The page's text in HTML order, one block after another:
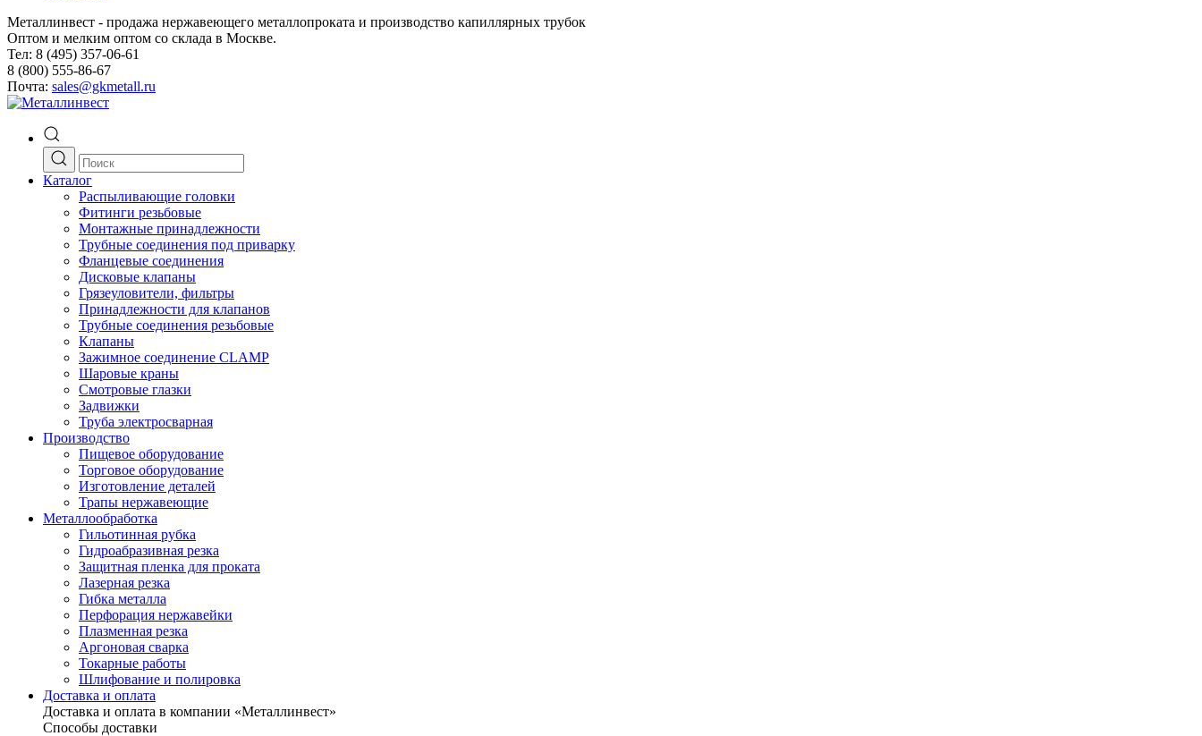
Металлинвест - продажа нержавеющего металлопроката и производство капиллярных трубок
Оптом и мелким оптом со склада в Москве.
Тел: 8 (495) 357-06-61
8 (800) 555-86-67
Почта: sales@gkmetall.ru
Каталог
Распыливающие головки
Фитинги резьбовые
Монтажные принадлежности
Трубные соединения под приварку
Фланцевые соединения
Дисковые клапаны
Грязеуловители, фильтры
Принадлежности для клапанов
Трубные соединения резьбовые
Клапаны
Зажимное соединение CLAMP
Шаровые краны
Смотровые глазки
Задвижки
Труба электросварная
Производство
Пищевое оборудование
Торговое оборудование
Изготовление деталей
Трапы нержавеющие
Металлообработка
Гильотинная рубка
Гидроабразивная резка
Защитная пленка для проката
Лазерная резка
Гибка металла
Перфорация нержавейки
Плазменная резка
Аргоновая сварка
Токарные работы
Шлифование и полировка
Доставка и оплата
Доставка и оплата в компании «Металлинвест»
Способы доставки